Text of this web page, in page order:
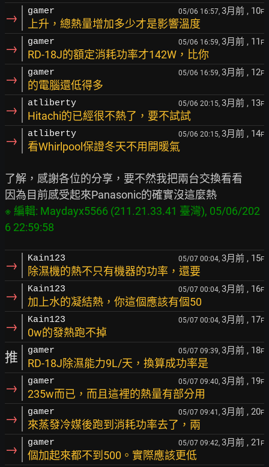
→ gamer 05/06 16:57, 3月前 , 10F
上升，總熱量增加多少才是影響溫度
→ gamer 05/06 16:59, 3月前 , 11 F
RD-18J的額定消耗功率才142W，比你
→ gamer 05/06 16:59, 3月前 , 12F
的電腦還低得多
→ atliberty 05/06 20:15, 3月前 , 13F
Hitachi的已經很不熱了，要不試試
→ atliberty 05/06 20:15, 3月前 , 14F
看Whirlpool保證冬天不用開暖氣
了解，感謝各位的分享，要不然我把兩台交換看看
※ 編輯: Maydayx5566 (211.21.33.41 臺灣), 05/06/202
→ Kain123 05/07 00:04, 3月前 , 15F
除濕機的熱不只有機器的功率，還要
→ Kain123 05/07 00:04, 3月前 , 16F
加上水的凝結熱，你這個應該有個50
→ Kain123 05/07 00:04, 3月前 , 17F
0w的發熱跑不掉
推 gamer 05/07 09:39, 3月前 , 18F
RD-18J除濕能力9L/天，換算成功率是
→ gamer 05/07 09:40, 3月前 , 19F
235w而已，而且這裡的熱量有部分用
→ gamer 05/07 09:41, 3月前 , 20F
來蒸發冷媒後跑到消耗功率去了，兩
→ gamer 05/07 09:42, 3月前 , 21 F
個加起來都不到500。實際應該更低